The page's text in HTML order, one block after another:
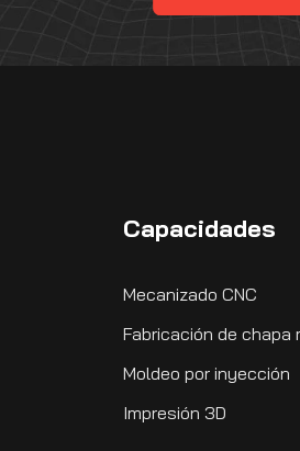
Capacidades
Mecanizado CNC
Fabricación de chapa
Moldeo por inyección
Impresión 3D